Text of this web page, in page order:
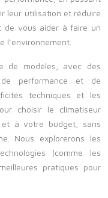
leur utilisation et réduire
de vous aider à faire un
l’environnement.
de modèles, avec des
performance et de
techniques et les
choisir le climatiseur
à votre budget, sans
Nous explorerons les
(comme les
pratiques pour